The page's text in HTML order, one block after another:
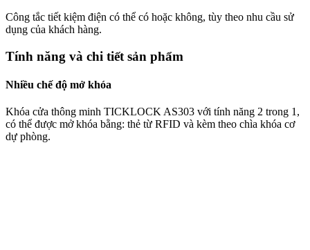
Công tắc tiết kiệm điện có thể có hoặc không, tùy theo nhu cầu sử
dụng của khách hàng.
Tính năng và chi tiết sản phẩm
Nhiều chế độ mở khóa
Khóa cửa thông minh TICKLOCK AS303 với tính năng 2 trong 1,
có thể được mở khóa bằng: thẻ từ RFID và kèm theo chìa khóa cơ
dự phòng.